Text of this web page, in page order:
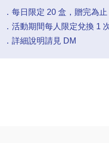
．每日限定 20 盒，贈完為止
．活動期間每人限定兌換 1
．詳細說明請見 DM